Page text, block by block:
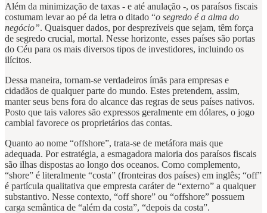
Além da minimização de taxas - e até anulação -, os paraísos fiscais
costumam levar ao pé da letra o ditado “o segredo é a alma do
negócio”. Quaisquer dados, por desprezíveis que sejam, têm força
de segredo crucial, mortal. Nesse horizonte, esses países são portas
do Céu para os mais diversos tipos de investidores, incluindo os
ilícitos.
Dessa maneira, tornam-se verdadeiros ímãs para empresas e
cidadãos de qualquer parte do mundo. Estes pretendem, assim,
manter seus bens fora do alcance das regras de seus países nativos.
Posto que tais valores são expressos geralmente em dólares, o jogo
cambial favorece os proprietários das contas.
Quanto ao nome “offshore”, trata-se de metáfora mais que
adequada. Por estratégia, a esmagadora maioria dos paraísos fiscais
são ilhas dispostas ao longo dos oceanos. Como complemento,
“shore” é literalmente “costa” (fronteiras dos países) em inglês; “off”
é partícula qualitativa que empresta caráter de “externo” a qualquer
substantivo. Nesse contexto, “off shore” ou “offshore” possuem
carga semântica de “além da costa”, “depois da costa”.